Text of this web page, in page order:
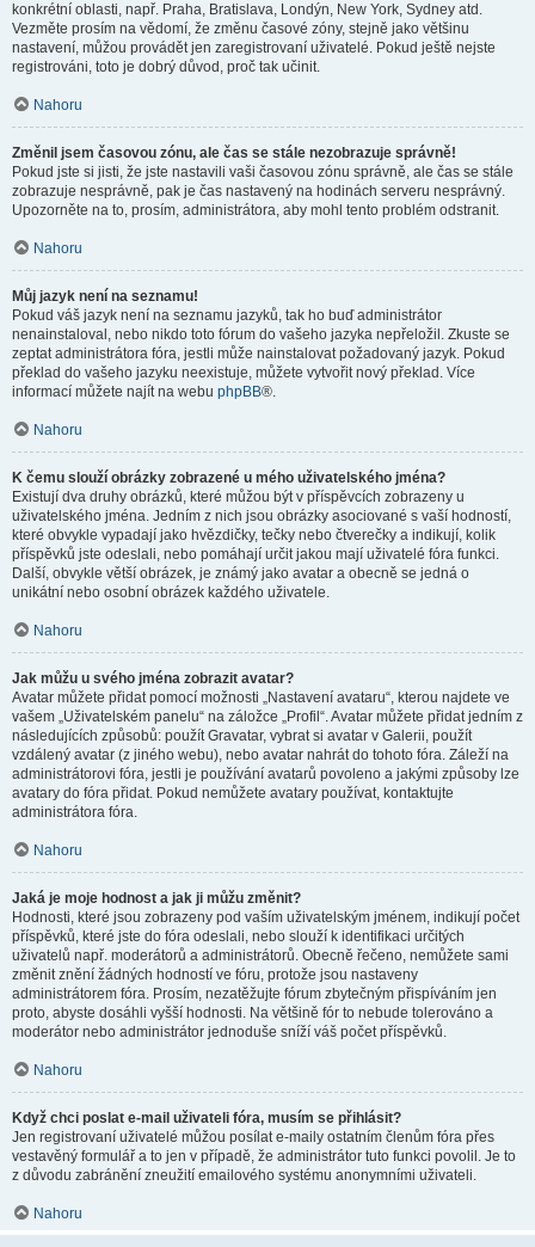
konkrétní oblasti, např. Praha, Bratislava, Londýn, New York, Sydney atd.
Vezměte prosím na vědomí, že změnu časové zóny, stejně jako většinu
nastavení, můžou provádět jen zaregistrovaní uživatelé. Pokud ještě nejste
registrováni, toto je dobrý důvod, proč tak učinit.
Nahoru
Změnil jsem časovou zónu, ale čas se stále nezobrazuje správně!
Pokud jste si jisti, že jste nastavili vaši časovou zónu správně, ale čas se stále
zobrazuje nesprávně, pak je čas nastavený na hodinách serveru nesprávný.
Upozorněte na to, prosím, administrátora, aby mohl tento problém odstranit.
Nahoru
Můj jazyk není na seznamu!
Pokud váš jazyk není na seznamu jazyků, tak ho buď administrátor
nenainstaloval, nebo nikdo toto fórum do vašeho jazyka nepřeložil. Zkuste se
zeptat administrátora fóra, jestli může nainstalovat požadovaný jazyk. Pokud
překlad do vašeho jazyku neexistuje, můžete vytvořit nový překlad. Více
informací můžete najít na webu phpBB®.
Nahoru
K čemu slouží obrázky zobrazené u mého uživatelského jména?
Existují dva druhy obrázků, které můžou být v příspěvcích zobrazeny u
uživatelského jména. Jedním z nich jsou obrázky asociované s vaší hodností,
které obvykle vypadají jako hvězdičky, tečky nebo čtverečky a indikují, kolik
příspěvků jste odeslali, nebo pomáhají určit jakou mají uživatelé fóra funkci.
Další, obvykle větší obrázek, je známý jako avatar a obecně se jedná o
unikátní nebo osobní obrázek každého uživatele.
Nahoru
Jak můžu u svého jména zobrazit avatar?
Avatar můžete přidat pomocí možnosti „Nastavení avataru“, kterou najdete ve
vašem „Uživatelském panelu“ na záložce „Profil“. Avatar můžete přidat jedním z
následujících způsobů: použít Gravatar, vybrat si avatar v Galerii, použít
vzdálený avatar (z jiného webu), nebo avatar nahrát do tohoto fóra. Záleží na
administrátorovi fóra, jestli je používání avatarů povoleno a jakými způsoby lze
avatary do fóra přidat. Pokud nemůžete avatary používat, kontaktujte
administrátora fóra.
Nahoru
Jaká je moje hodnost a jak ji můžu změnit?
Hodnosti, které jsou zobrazeny pod vaším uživatelským jménem, indikují počet
příspěvků, které jste do fóra odeslali, nebo slouží k identifikaci určitých
uživatelů např. moderátorů a administrátorů. Obecně řečeno, nemůžete sami
změnit znění žádných hodností ve fóru, protože jsou nastaveny
administrátorem fóra. Prosím, nezatěžujte fórum zbytečným přispíváním jen
proto, abyste dosáhli vyšší hodnosti. Na většině fór to nebude tolerováno a
moderátor nebo administrátor jednoduše sníží váš počet příspěvků.
Nahoru
Když chci poslat e-mail uživateli fóra, musím se přihlásit?
Jen registrovaní uživatelé můžou posílat e-maily ostatním členům fóra přes
vestavěný formulář a to jen v případě, že administrátor tuto funkci povolil. Je to
z důvodu zabránění zneužití emailového systému anonymními uživateli.
Nahoru